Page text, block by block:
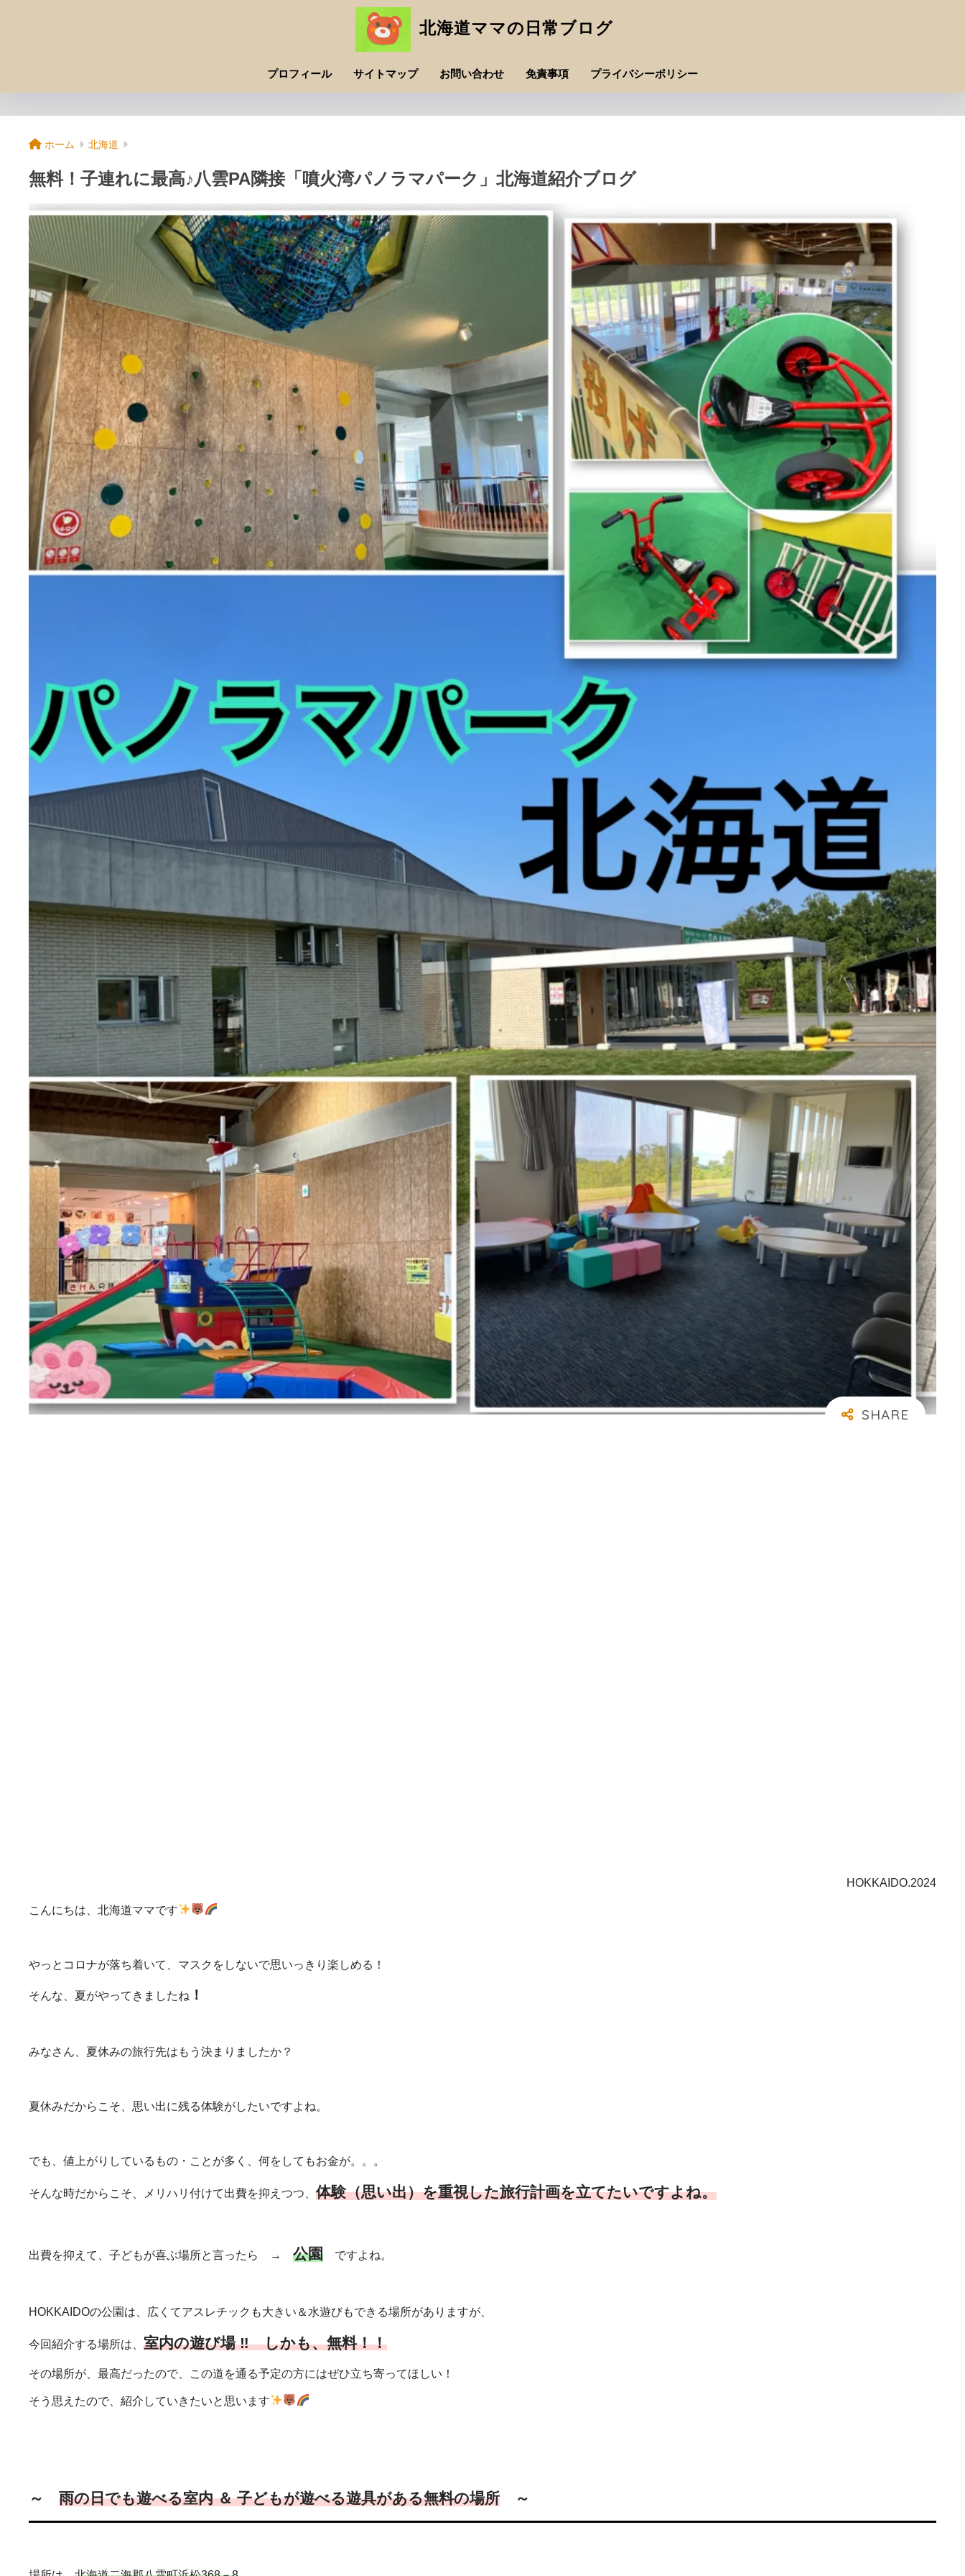
北海道ママの日常ブログ
プロフィール サイトマップ お問い合わせ 免責事項 プライバシーポリシー
ホーム 北海道
無料！子連れに最高♪八雲PA隣接「噴火湾パノラマパーク」北海道紹介ブログ
HOKKAIDO.2024
こんにちは、北海道ママです
やっとコロナが落ち着いて、マスクをしないで思いっきり楽しめる！
そんな、夏がやってきましたね ！
みなさん、夏休みの旅行先はもう決まりましたか？
夏休みだからこそ、思い出に残る体験がしたいですよね。
でも、値上がりしているもの・ことが多く、何をしてもお金が。。。
そんな時だからこそ、メリハリ付けて出費を抑えつつ、 体験（思い出）を重視した旅行計画を立てたいですよね。
出費を抑えて、子どもが喜ぶ場所と言ったら → 公園 ですよね。
HOKKAIDOの公園は、広くてアスレチックも大きい＆水遊びもできる場所がありますが、
今回紹介する場所は、 室内の遊び場 ‼ しかも、無料！！
その場所が、最高だったので、この道を通る予定の方にはぜひ立ち寄ってほしい！
そう思えたので、紹介していきたいと思います
～ 雨の日でも遊べる室内 ＆ 子どもが遊べる遊具がある無料の場所 ～